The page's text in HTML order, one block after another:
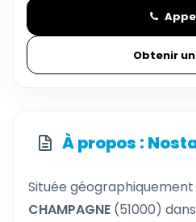
Obtenir
À propos :
Située
CHAMPAGNE (51000)